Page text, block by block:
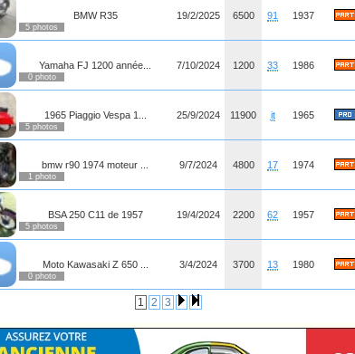
BMW R35
5 photos
19/2/2025 6500 91 1937
Yamaha FJ 1200 année...
0 photo
7/10/2024 1200 33 1986
1965 Piaggio Vespa 1...
5 photos
25/9/2024 11900 it 1965
bmw r90 1974 moteur ...
1 photo
9/7/2024 4800 17 1974
BSA 250 C11 de 1957
5 photos
19/4/2024 2200 62 1957
Moto Kawasaki Z 650 ...
0 photo
3/4/2024 3700 13 1980
1 2 3